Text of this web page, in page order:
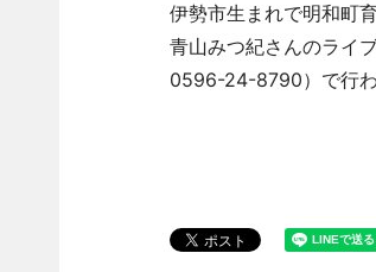
伊勢市生まれで明和町
青山みつ紀さんのライ
0596-24-8790）で行わ